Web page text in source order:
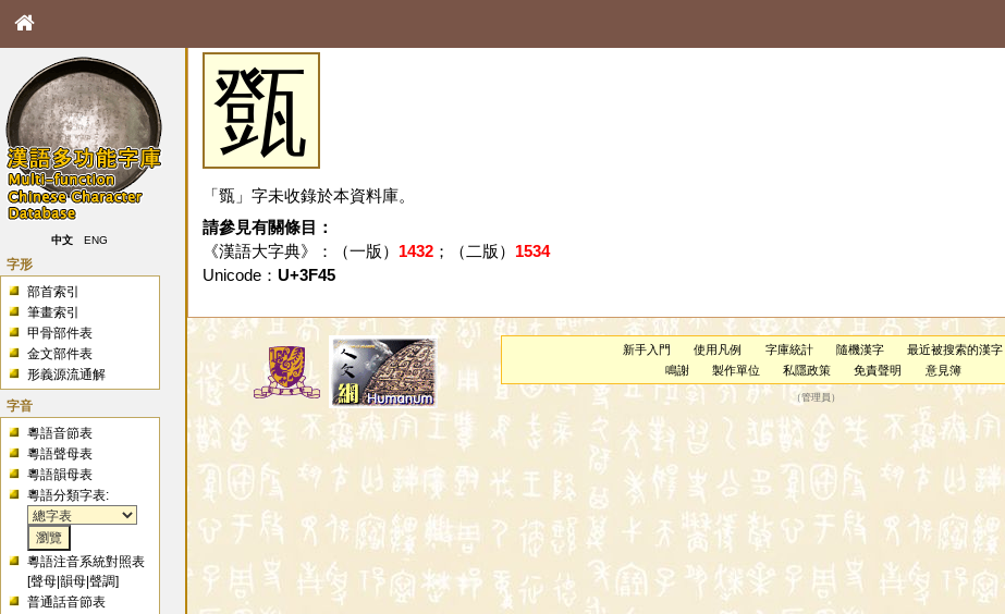
中文 ENG
字形
部首索引
筆畫索引
甲骨部件表
金文部件表
形義源流通解
字音
粵語音節表
粵語聲母表
粵語韻母表
粵語分類字表:
粵語注音系統對照表
[聲母 |韻母 |聲調]
普通話音節表
㽅
「㽅」字未收錄於本資料庫。
請參見有關條目：
《漢語大字典》：（一版） 1432；（二版） 1534
Unicode： U+3F45
新手入門 使用凡例 字庫統計 隨機漢字
最近被搜索的漢字
鳴謝
製作單位 私隱政策 免責聲明 意見簿
（管理員 ）